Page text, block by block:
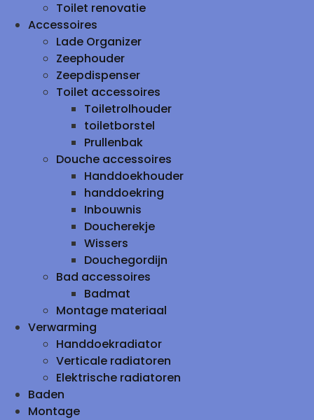
Toilet renovatie
Accessoires
Lade Organizer
Zeephouder
Zeepdispenser
Toilet accessoires
Toiletrolhouder
toiletborstel
Prullenbak
Douche accessoires
Handdoekhouder
handdoekring
Inbouwnis
Doucherekje
Wissers
Douchegordijn
Bad accessoires
Badmat
Montage materiaal
Verwarming
Handdoekradiator
Verticale radiatoren
Elektrische radiatoren
Baden
Montage